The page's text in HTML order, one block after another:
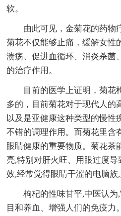
软。
由此可见，金菊花的药物
菊花不仅能够止痛，缓解女性
溃疡、促进血循环、消炎杀菌
的治疗作用。
目前的医学上证明，菊花
多的，目前菊花对于现代人的
以及是亚健康这种类型的慢性
不错的调理作用。而菊花里含
眼睛健康的重要物质。菊花茶
亮,特别对肝火旺、用眼过度
效,经常觉得眼睛干涩的电脑族
枸杞的性味甘平,中医认
目和养血、增强人们的免疫力